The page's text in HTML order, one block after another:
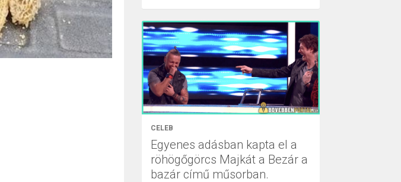
CELEB
Egyenes adásban kapta el a
röhögőgörcs Majkát a Bezár a
bazár című műsorban.